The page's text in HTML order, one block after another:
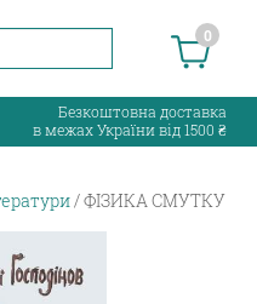
0
Безкоштовна доставка
в межах України від 1500 ₴
ФІЗИКА СМУТКУ